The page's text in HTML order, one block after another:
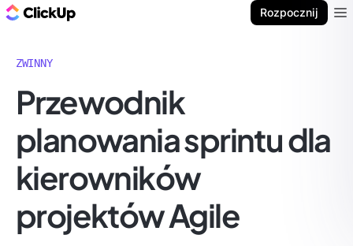
Rozpocznij
ZWINNY
Przewodnik
planowania sprintu dla
kierowników
projektów Agile